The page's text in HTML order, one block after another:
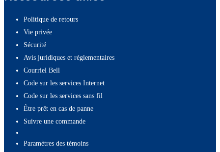
Politique de retours
Vie privée
Sécurité
Avis juridiques et réglementaires
Courriel Bell
Code sur les services Internet
Code sur les services sans fil
Être prêt en cas de panne
Suivre une commande
paramètres des témoins